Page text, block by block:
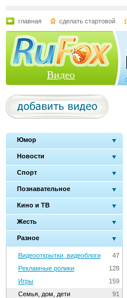
главная сделать стартовой
Видео
Юмор
Новости
Спорт
Познавательное
Кино и ТВ
Жесть
Разное
47
Видеооткрытки, видеоблоги
128
Рекламные ролики
159
Игры
91
Семья, дом, дети